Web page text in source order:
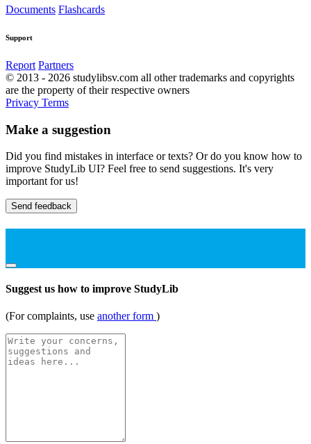
Documents Flashcards
Support
Report Partners
© 2013 - 2026 studylibsv.com all other trademarks and copyrights
are the property of their respective owners
Privacy Terms
Make a suggestion
Did you find mistakes in interface or texts? Or do you know how to
improve StudyLib UI? Feel free to send suggestions. It's very
important for us!
Send feedback
Suggest us how to improve StudyLib
(For complaints, use another form )